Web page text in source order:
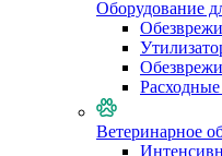
Оборудование
Ветеринарное